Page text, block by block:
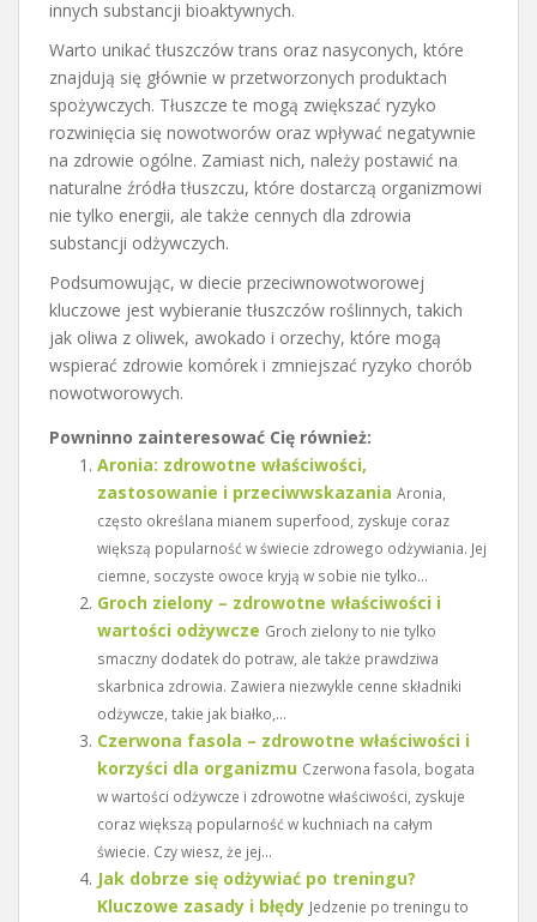
innych substancji bioaktywnych.
Warto unikać tłuszczów trans oraz nasyconych, które
znajdują się głównie w przetworzonych produktach
spożywczych. Tłuszcze te mogą zwiększać ryzyko
rozwinięcia się nowotworów oraz wpływać negatywnie
na zdrowie ogólne. Zamiast nich, należy postawić na
naturalne źródła tłuszczu, które dostarczą organizmowi
nie tylko energii, ale także cennych dla zdrowia
substancji odżywczych.
Podsumowując, w diecie przeciwnowotworowej
kluczowe jest wybieranie tłuszczów roślinnych, takich
jak oliwa z oliwek, awokado i orzechy, które mogą
wspierać zdrowie komórek i zmniejszać ryzyko chorób
nowotworowych.
Powninno zainteresować Cię również:
Aronia: zdrowotne właściwości,
zastosowanie i przeciwwskazania Aronia,
często określana mianem superfood, zyskuje coraz
większą popularność w świecie zdrowego odżywiania. Jej
ciemne, soczyste owoce kryją w sobie nie tylko...
Groch zielony – zdrowotne właściwości i
wartości odżywcze Groch zielony to nie tylko
smaczny dodatek do potraw, ale także prawdziwa
skarbnica zdrowia. Zawiera niezwykle cenne składniki
odżywcze, takie jak białko,...
Czerwona fasola – zdrowotne właściwości i
korzyści dla organizmu Czerwona fasola, bogata
w wartości odżywcze i zdrowotne właściwości, zyskuje
coraz większą popularność w kuchniach na całym
świecie. Czy wiesz, że jej...
Jak dobrze się odżywiać po treningu?
Kluczowe zasady i błędy Jedzenie po treningu to